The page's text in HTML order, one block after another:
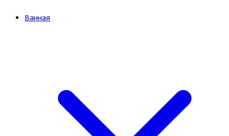
Ванная